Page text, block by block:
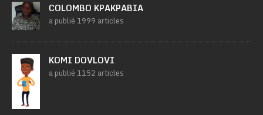
COLOMBO KPAKPABIA
a publié 1999 articles
KOMI DOVLOVI
a publié 1152 articles